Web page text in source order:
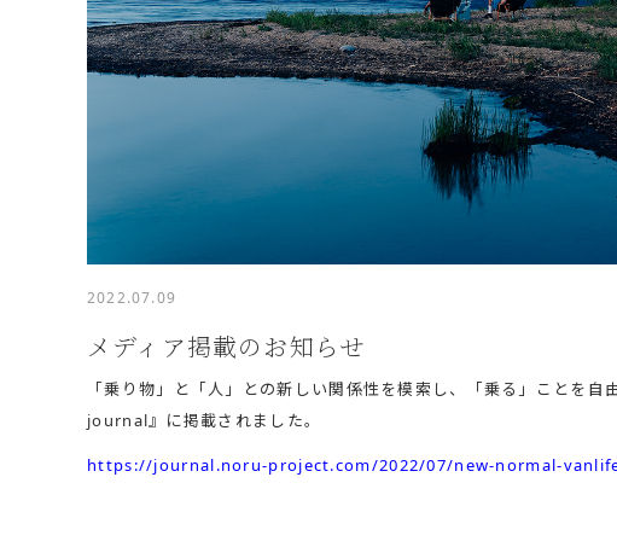
2022.07.09
メディア掲載のお知らせ
「乗り物」と「人」との新しい関係性を模索し、「乗る」ことを
journal』に掲載されました。
https://journal.noru-project.com/2022/07/new-normal-